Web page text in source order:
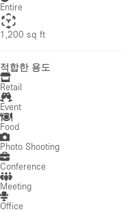
Entire
1,200 sq ft
적합한 용도
Retail
Event
Food
Photo Shooting
Conference
Meeting
Office